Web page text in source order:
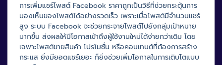
การเพิ่มแชร์โพสต์ Facebook ราคาถูกเป็นวิธีที่ช่วยกระตุ้นการ
มองเห็นของโพสต์ได้อย่างรวดเร็ว เพราะเมื่อโพสต์มีจำนวนแชร์
สูง ระบบ Facebook จะช่วยกระจายโพสต์ไปยังกลุ่มเป้าหมาย
มากขึ้น ส่งผลให้มีโอกาสเข้าถึงผู้ใช้งานใหม่ได้ง่ายกว่าเดิม โดย
เฉพาะโพสต์ขายสินค้า โปรโมชั่น หรือคอนเทนต์ที่ต้องการสร้าง
กระแส ยิ่งมียอดแชร์เยอะ ก็ยิ่งช่วยเพิ่มโอกาสในการเติบโตแบบ